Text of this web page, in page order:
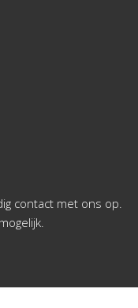
contact met ons op.